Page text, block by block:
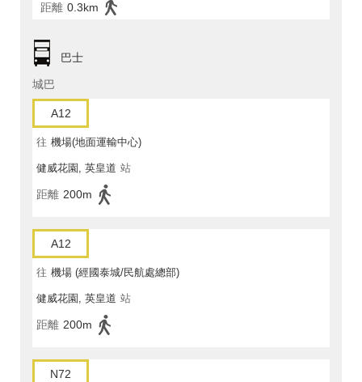
距離 0.3km
巴士
城巴
A12
往 機場(地面運輸中心)
健威花園, 英皇道 站
距離 200m
A12
往 機場 (經國泰城/民航處總部)
健威花園, 英皇道 站
距離 200m
N72